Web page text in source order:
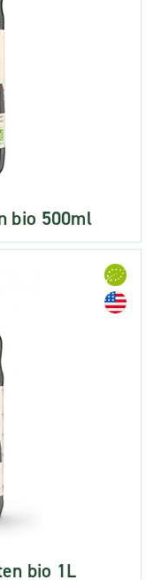
bio 500ml
bio 1L